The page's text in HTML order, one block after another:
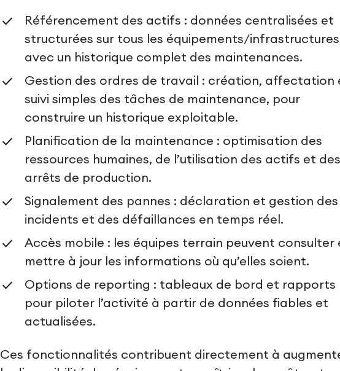
Référencement des actifs : données centralisées et
structurées sur tous les équipements/
avec un historique complet des maintenances.
Gestion des ordres de travail : création, affectation
suivi simples des tâches de maintenance, pour
construire un historique exploitable.
Planification de la maintenance : optimisation des
ressources humaines, de l’utilisation des actifs et des
arrêts de production.
Signalement des pannes : déclaration et gestion des
incidents et des défaillances en temps réel.
Accès mobile : les équipes terrain peuvent consulter
mettre à jour les informations où qu’elles soient.
Options de reporting : tableaux de bord et rapports
pour piloter l’activité à partir de données fiables et
actualisées.
Ces fonctionnalités contribuent directement à